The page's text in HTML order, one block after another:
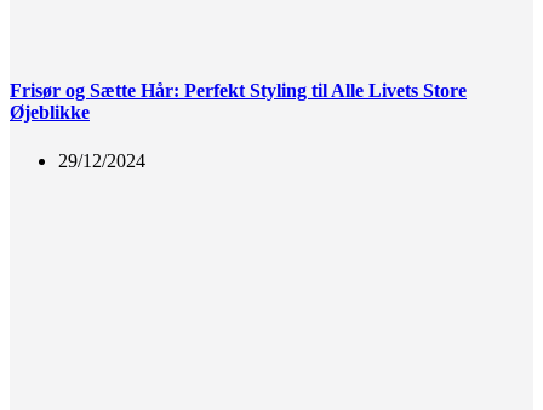
Frisør og Sætte Hår: Perfekt Styling til Alle Livets Store
Øjeblikke
29/12/2024